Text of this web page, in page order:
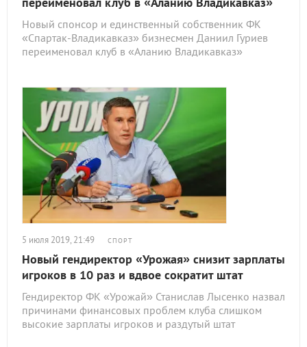
Новый спонсор и единственный собственник ФК
«Спартак-Владикавказ» бизнесмен Даниил Гуриев
переименовал клуб в «Аланию Владикавказ»
5 июля 2019, 21:49 СПОРТ
Новый гендиректор «Урожая» снизит зарплаты
игроков в 10 раз и вдвое сократит штат
Гендиректор ФК «Урожай» Станислав Лысенко назвал
причинами финансовых проблем клуба слишком
высокие зарплаты игроков и раздутый штат